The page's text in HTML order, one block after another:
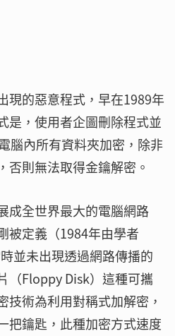
現的惡意程式，早在1989年
是，使用者企圖刪除程式並
腦內所有資料夾加密，除非
否則無法取得金鑰解密。
成全世界最大的電腦網路
被定義（1984年由學者
並未出現透過網路傳播的
（Floppy Disk）這種可攜
技術為利用對稱式加解密，
把鑰匙，此種加密方式速度